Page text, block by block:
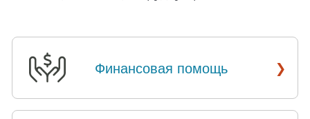
Финансовая помощь ›